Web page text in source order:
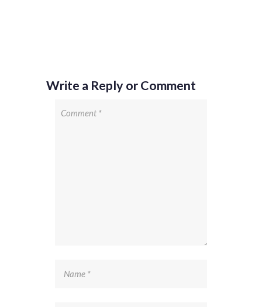
Write a Reply or Comment